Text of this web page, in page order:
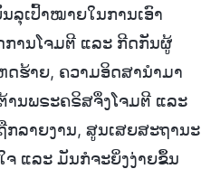
ເປົ້າໝາຍໃນການເອົາ
ການໂຈມຕີ ແລະ ກີດກັນຜູ້
ຮ້າຍ, ຄວາມອິດສານຳມາ
ານພຣະຄຣິສຈຶ່ງໂຈມຕີ ແລະ
ລາຍງານ, ສູນເສຍສະຖານະ
ຈ ແລະ ມັນກໍຈະຍິ່ງງ່າຍຂຶ້ນ